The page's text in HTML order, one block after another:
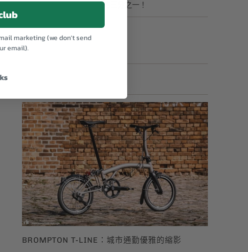
吧，因為我們已經售出了大約三分之一！
BROMPTON T-LINE：城市通勤優雅的縮影
marketing (we don't send
email).